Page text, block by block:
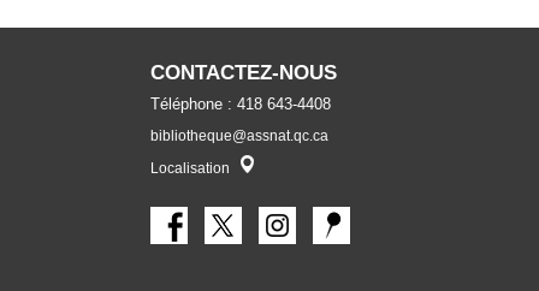
CONTACTEZ-NOUS
Téléphone : 418 643-4408
bibliotheque@assnat.qc.ca
Localisation